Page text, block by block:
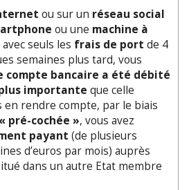
ou sur un réseau social
ou une machine à
avec seuls les frais de port de 4
semaines plus tard, vous
compte bancaire a été débité
importante que celle
en rendre compte, par le biais
pré-cochée », vous avez
payant (de plusieurs
d’euros par mois) auprès
dans un autre Etat membre